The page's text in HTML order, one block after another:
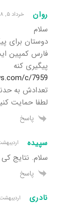
روان خرداد ۵, ۱۳۹۸ ۲:۲۹ ق٫ظ
سلام
دوستان برای
فارس کمپین
پیگیری کنه
c/7959
تعدادش به
لطفا حمایت
پاسخ
سپیده اردیبهشت ۲۳, ۱۳۹۸
سلام. نتایج
پاسخ
نادری اردیبهشت ۱۸, ۱۳۹۸ ۷:۲۷ ب٫ظ